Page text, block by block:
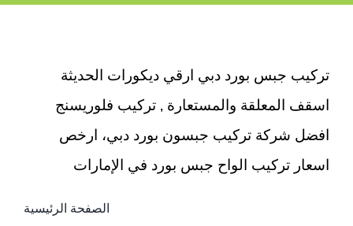
تركيب جبس بورد دبي ارقي ديكورات الحديثة
اسقف المعلقة والمستعارة , تركيب فلوريسنج
افضل شركة تركيب جبسون بورد دبي، ارخص
اسعار تركيب الواح جبس بورد في الإمارات
الصفحة الرئيسية